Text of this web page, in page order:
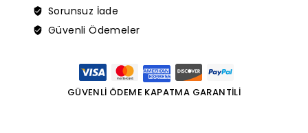
Sorunsuz İade
Güvenli Ödemeler
GÜVENLİ ÖDEME KAPATMA GARANTİLİ